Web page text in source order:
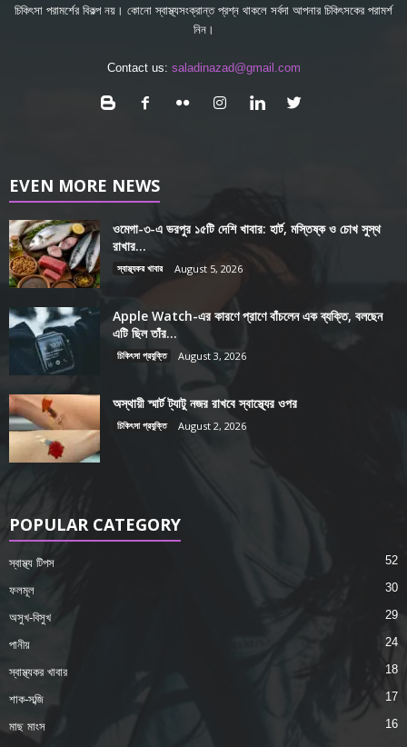
চিকিৎসা পরামর্শের বিকল্প নয়। কোনো স্বাস্থ্যসংক্রান্ত প্রশ্ন থাকলে সর্বদা আপনার চিকিৎসকের পরামর্শ
নিন।
Contact us: saladinazad@gmail.com
EVEN MORE NEWS
ওমেগা-৩-এ ভরপুর ১৫টি দেশি খাবার: হার্ট, মস্তিষ্ক ও চোখ সুস্থ
রাখার...
স্বাস্থ্যকর খাবার August 5, 2026
Apple Watch-এর কারণে প্রাণে বাঁচলেন এক ব্যক্তি, বলছেন
এটি ছিল তাঁর...
চিকিৎসা প্রযুক্তি August 3, 2026
অস্থায়ী স্মার্ট ট্যাটু নজর রাখবে স্বাস্থ্যের ওপর
চিকিৎসা প্রযুক্তি August 2, 2026
POPULAR CATEGORY
স্বাস্থ্য টিপস 52
ফলমূল 30
অসুখ-বিসুখ 29
পানীয় 24
স্বাস্থ্যকর খাবার 18
শাক-সব্জি 17
মাছ মাংস 16